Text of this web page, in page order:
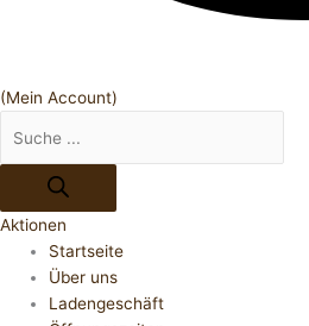
(Mein Account)
Aktionen
Startseite
Über uns
Ladengeschäft